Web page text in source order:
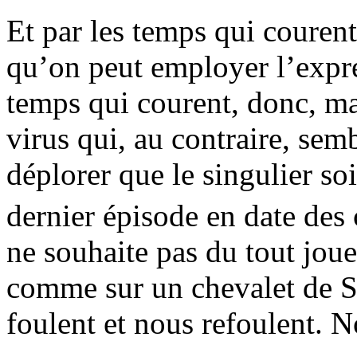
Et par les temps qui
qu’on peut employer
temps qui courent, donc,
virus qui, au contraire,
déplorer que le singulier
dernier épisode en date
ne souhaite pas du tout
comme sur un chevalet de
foulent et nous refoulent.